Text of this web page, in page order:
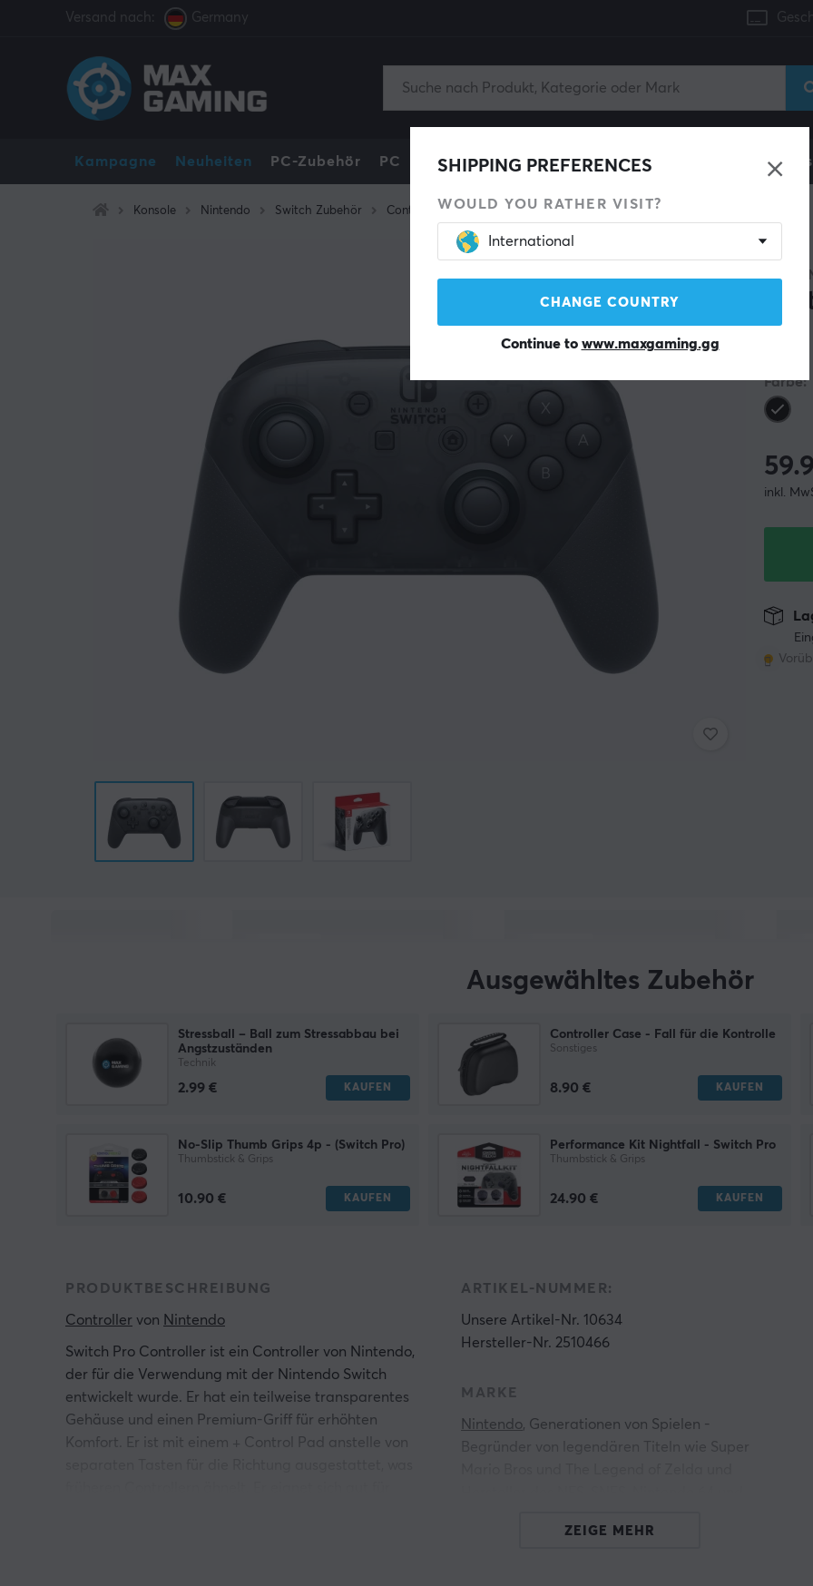
Versand nach: Germany
Kampagne Neuheiten PC-Zubehör PC Konsole Gaming-Stühle Handyzubehör
SHIPPING PREFERENCES
WOULD YOU RATHER VISIT?
International
CHANGE COUNTRY
Continue to www.maxgaming.gg
Konsole Nintendo Switch Zubehör Controller
Farbe:
inkl.
Ausgewähltes Zubehör
Stressball – Ball zum Stressabbau bei
Angstzuständen
Technik
2.99 € KAUFEN
Controller Case - Fall für die Kontrolle
Sonstiges
8.90 € KAUFEN
No-Slip Thumb Grips 4p - (Switch Pro)
Thumbstick & Grips
10.90 € KAUFEN
Performance Kit Nightfall - Switch Pro
Thumbstick & Grips
24.90 € KAUFEN
PRODUKTBESCHREIBUNG
Controller von Nintendo
Switch Pro Controller ist ein Controller von Nintendo,
der für die Verwendung mit der Nintendo Switch
entwickelt wurde. Er hat ein teilweise transparentes
Gehäuse und einen Premium-Griff für erhöhten
Komfort. Er ist mit einem + Control Pad anstelle von
ARTIKEL-NUMMER:
Unsere Artikel-Nr. 10634
Hersteller-Nr. 2510466
MARKE
Nintendo, Generationen von Spielen -
Begründer von legendären Titeln wie Super
gehört. Mit einem Finger in der
ZEIGE MEHR